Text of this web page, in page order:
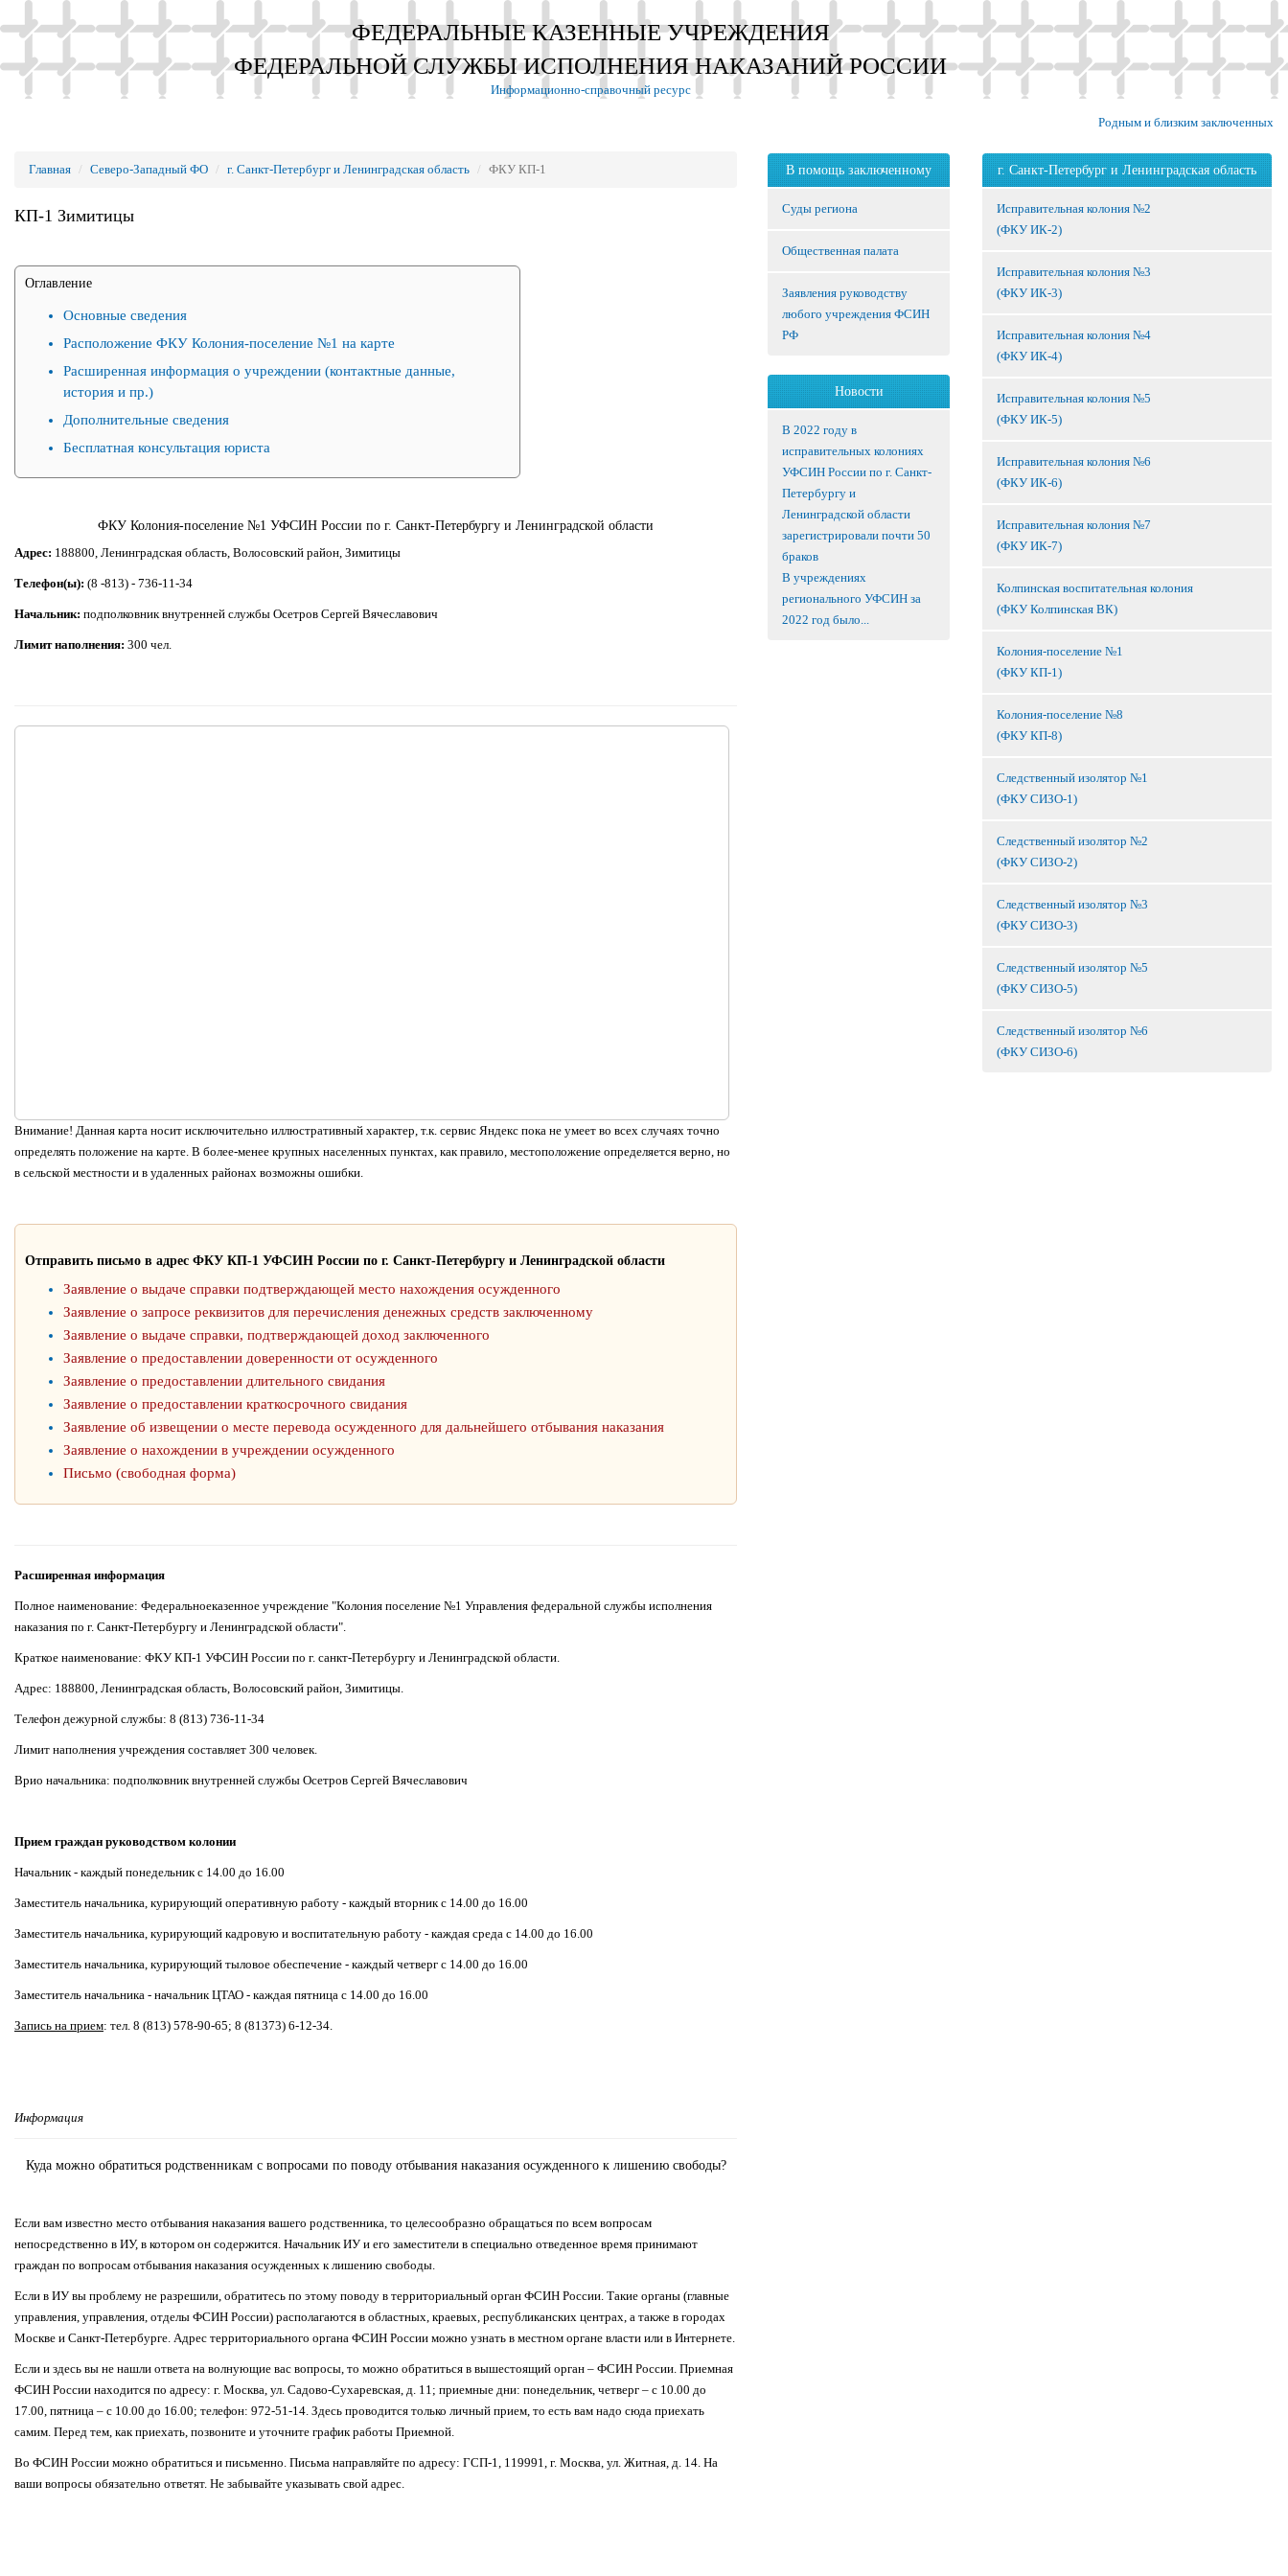
ФЕДЕРАЛЬНЫЕ КАЗЕННЫЕ УЧРЕЖДЕНИЯ
ФЕДЕРАЛЬНОЙ СЛУЖБЫ ИСПОЛНЕНИЯ НАКАЗАНИЙ РОССИИ
Информационно-справочный ресурс
Родным и близким заключенных
Главная Северо-Западный ФО г. Санкт-Петербург и Ленинградская область ФКУ КП-1
КП-1 Зимитицы
Оглавление
Основные сведения
Расположение ФКУ Колония-поселение №1 на карте
Расширенная информация о учреждении (контактные данные,
история и пр.)
Дополнительные сведения
Бесплатная консультация юриста
ФКУ Колония-поселение №1 УФСИН России по г. Санкт-Петербургу и Ленинградской области
Адрес: 188800, Ленинградская область, Волосовский район, Зимитицы
Телефон(ы): (8 -813) - 736-11-34
Начальник: подполковник внутренней службы Осетров Сергей Вячеславович
Лимит наполнения: 300 чел.
Внимание! Данная карта носит исключительно иллюстративный характер, т.к. сервис Яндекс пока не умеет во всех случаях точно
определять положение на карте. В более-менее крупных населенных пунктах, как правило, местоположение определяется верно, но
в сельской местности и в удаленных районах возможны ошибки.
Отправить письмо в адрес ФКУ КП-1 УФСИН России по г. Санкт-Петербургу и Ленинградской области
Заявление о выдаче справки подтверждающей место нахождения осужденного
Заявление о запросе реквизитов для перечисления денежных средств заключенному
Заявление о выдаче справки, подтверждающей доход заключенного
Заявление о предоставлении доверенности от осужденного
Заявление о предоставлении длительного свидания
Заявление о предоставлении краткосрочного свидания
Заявление об извещении о месте перевода осужденного для дальнейшего отбывания наказания
Заявление о нахождении в учреждении осужденного
Письмо (свободная форма)
Расширенная информация
Полное наименование: Федеральноеказенное учреждение "Колония поселение №1 Управления федеральной службы исполнения
наказания по г. Санкт-Петербургу и Ленинградской области".
Краткое наименование: ФКУ КП-1 УФСИН России по г. санкт-Петербургу и Ленинградской области.
Адрес: 188800, Ленинградская область, Волосовский район, Зимитицы.
Телефон дежурной службы: 8 (813) 736-11-34
Лимит наполнения учреждения составляет 300 человек.
Врио начальника: подполковник внутренней службы Осетров Сергей Вячеславович
Прием граждан руководством колонии
Начальник - каждый понедельник с 14.00 до 16.00
Заместитель начальника, курирующий оперативную работу - каждый вторник с 14.00 до 16.00
Заместитель начальника, курирующий кадровую и воспитательную работу - каждая среда с 14.00 до 16.00
Заместитель начальника, курирующий тыловое обеспечение - каждый четверг с 14.00 до 16.00
Заместитель начальника - начальник ЦТАО - каждая пятница с 14.00 до 16.00
Запись на прием: тел. 8 (813) 578-90-65; 8 (81373) 6-12-34.
Информация
Куда можно обратиться родственникам с вопросами по поводу отбывания наказания осужденного к лишению свободы?
Если вам известно место отбывания наказания вашего родственника, то целесообразно обращаться по всем вопросам
непосредственно в ИУ, в котором он содержится. Начальник ИУ и его заместители в специально отведенное время принимают
граждан по вопросам отбывания наказания осужденных к лишению свободы.
Если в ИУ вы проблему не разрешили, обратитесь по этому поводу в территориальный орган ФСИН России. Такие органы (главные
управления, управления, отделы ФСИН России) располагаются в областных, краевых, республиканских центрах, а также в городах
Москве и Санкт-Петербурге. Адрес территориального органа ФСИН России можно узнать в местном органе власти или в Интернете.
Если и здесь вы не нашли ответа на волнующие вас вопросы, то можно обратиться в вышестоящий орган – ФСИН России. Приемная
ФСИН России находится по адресу: г. Москва, ул. Садово-Сухаревская, д. 11; приемные дни: понедельник, четверг – с 10.00 до
17.00, пятница – с 10.00 до 16.00; телефон: 972-51-14. Здесь проводится только личный прием, то есть вам надо сюда приехать
самим. Перед тем, как приехать, позвоните и уточните график работы Приемной.
Во ФСИН России можно обратиться и письменно. Письма направляйте по адресу: ГСП-1, 119991, г. Москва, ул. Житная, д. 14. На
ваши вопросы обязательно ответят. Не забывайте указывать свой адрес.
В помощь заключенному
Суды региона
Общественная палата
Заявления руководству
любого учреждения ФСИН
РФ
Новости
В 2022 году в
исправительных колониях
УФСИН России по г. Санкт-
Петербургу и
Ленинградской области
зарегистрировали почти 50
браков
В учреждениях
регионального УФСИН за
2022 год было...
г. Санкт-Петербург и Ленинградская область
Исправительная колония №2
(ФКУ ИК-2)
Исправительная колония №3
(ФКУ ИК-3)
Исправительная колония №4
(ФКУ ИК-4)
Исправительная колония №5
(ФКУ ИК-5)
Исправительная колония №6
(ФКУ ИК-6)
Исправительная колония №7
(ФКУ ИК-7)
Колпинская воспитательная колония
(ФКУ Колпинская ВК)
Колония-поселение №1
(ФКУ КП-1)
Колония-поселение №8
(ФКУ КП-8)
Следственный изолятор №1
(ФКУ СИЗО-1)
Следственный изолятор №2
(ФКУ СИЗО-2)
Следственный изолятор №3
(ФКУ СИЗО-3)
Следственный изолятор №5
(ФКУ СИЗО-5)
Следственный изолятор №6
(ФКУ СИЗО-6)